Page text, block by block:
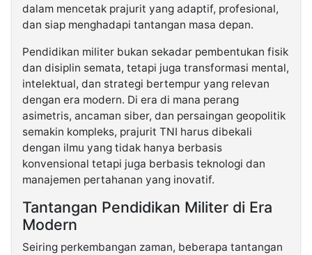
dalam mencetak prajurit yang adaptif, profesional,
dan siap menghadapi tantangan masa depan.
Pendidikan militer bukan sekadar pembentukan fisik
dan disiplin semata, tetapi juga transformasi mental,
intelektual, dan strategi bertempur yang relevan
dengan era modern. Di era di mana perang
asimetris, ancaman siber, dan persaingan geopolitik
semakin kompleks, prajurit TNI harus dibekali
dengan ilmu yang tidak hanya berbasis
konvensional tetapi juga berbasis teknologi dan
manajemen pertahanan yang inovatif.
Tantangan Pendidikan Militer di Era
Modern
Seiring perkembangan zaman, beberapa tantangan